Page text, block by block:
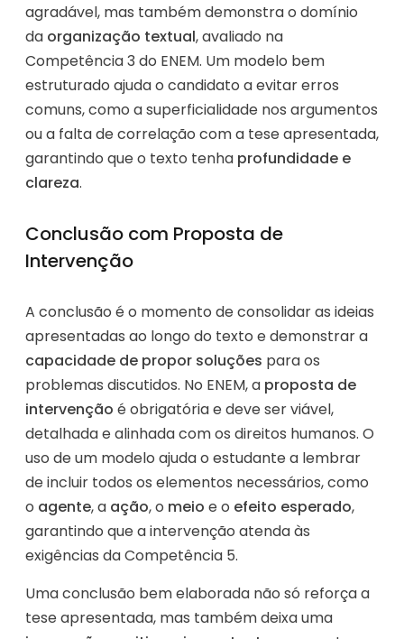
agradável, mas também demonstra o domínio
da organização textual, avaliado na
Competência 3 do ENEM. Um modelo bem
estruturado ajuda o candidato a evitar erros
comuns, como a superficialidade nos argumentos
ou a falta de correlação com a tese apresentada,
garantindo que o texto tenha profundidade e
clareza.
Conclusão com Proposta de
Intervenção
A conclusão é o momento de consolidar as ideias
apresentadas ao longo do texto e demonstrar a
capacidade de propor soluções para os
problemas discutidos. No ENEM, a proposta de
intervenção é obrigatória e deve ser viável,
detalhada e alinhada com os direitos humanos. O
uso de um modelo ajuda o estudante a lembrar
de incluir todos os elementos necessários, como
o agente, a ação, o meio e o efeito esperado,
garantindo que a intervenção atenda às
exigências da Competência 5.
Uma conclusão bem elaborada não só reforça a
tese apresentada, mas também deixa uma